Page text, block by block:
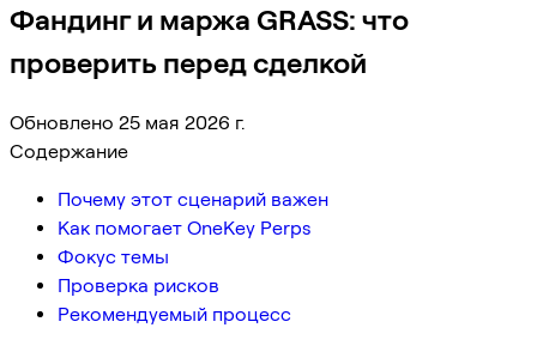
Фандинг и маржа GRASS: что
проверить перед сделкой
Обновлено 25 мая 2026 г.
Содержание
Почему этот сценарий важен
Как помогает OneKey Perps
Фокус темы
Проверка рисков
Рекомендуемый процесс